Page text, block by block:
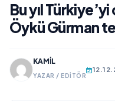
Bu yıl
Öykü Gürman
KAMIL
YAZAR / EDITÖR